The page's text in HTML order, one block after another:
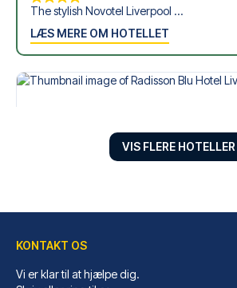
i Premier League? Kontakt os i dag, og
The stylish Novotel Liverpool ...
LÆS MERE OM HOTELLET
Radisson Blu Hotel Liverpool
VIS FLERE HOTELLER
KONTAKT OS
Vi er klar til at hjælpe dig.